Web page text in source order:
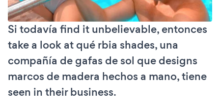
Si todavía find it unbelievable, entonces
take a look at qué rbia shades, una
compañía de gafas de sol que designs
marcos de madera hechos a mano, tiene
seen in their business.